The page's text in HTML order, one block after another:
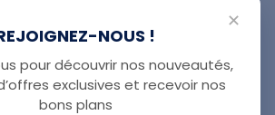
UNE QUESTION ?
✕
NOUS !
pour découvrir nos nouveautés,
exclusives et recevoir nos
bons plans